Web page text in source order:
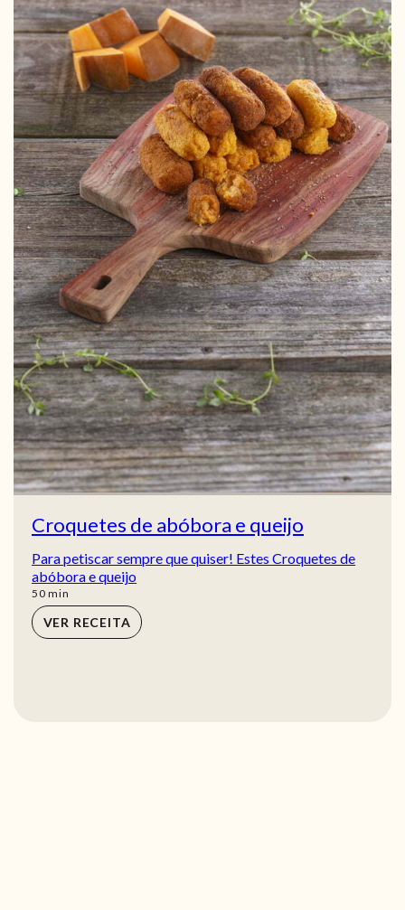
Croquetes de abóbora e queijo
Para petiscar sempre que quiser! Estes Croquetes de
abóbora e queijo
50min
min
VER RECEITA